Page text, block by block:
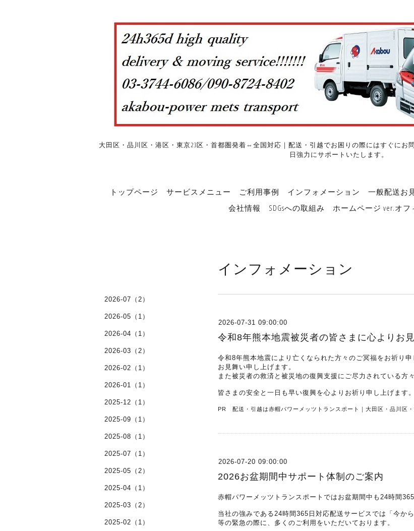
大田区・品川区・港区・東京23区・首都圏発着⇔全国対応｜配送・引越でお困りの際にはすぐにお
日強力にサポートいたします。
トップページ サービスメニュー ご利用事例 インフォメーション 一般配送お
会社情報
SDGsへの取組み ホームページ ver.オフ
インフォメーション
2026-07-31 09:00:00
令和8年熊本地震被災者の皆さまに心よりお
令和8年熊本地震により亡くなられた方々のご冥福をお祈り
お見舞い申し上げます。
また被災者の救済と被災地の復興支援にご尽力されている方
皆さまの安全と一日も早い復興を心よりお祈り申し上げます。
PR 配送・引越は赤帽パワーメッツトランスポート｜大田区・品川区
2026-07-20 09:00:00
2026お盆期間中サポート体制のご案内
赤帽パワーメッツトランスポートではお盆期間中も24時間
当社の強みである24時間365日対応配送サービスでは「今か
等の緊急の際に、多くのご利用をいただいております。
2026-07（2）
2026-05（1）
2026-04（1）
2026-03（2）
2026-02（1）
2026-01（1）
2025-12（1）
2025-09（1）
2025-08（1）
2025-07（1）
2025-05（2）
2025-04（1）
2025-03（2）
2025-02（1）